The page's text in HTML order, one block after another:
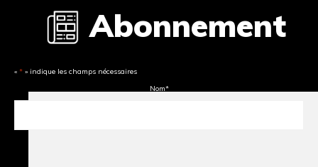
Abonnement
« * » indique les champs nécessaires
Nom*